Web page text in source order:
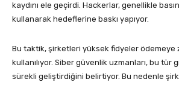
kaydını ele geçirdi. Hackerlar, genellikle basın
kullanarak hedeflerine baskı yapıyor.
Bu taktik, şirketleri yüksek fidyeler ödemeye
kullanılıyor. Siber güvenlik uzmanları, bu tür
sürekli geliştirdiğini belirtiyor. Bu nedenle